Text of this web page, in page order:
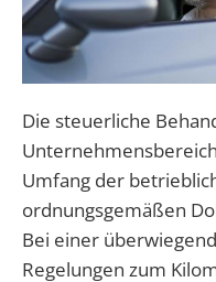
Die steuerliche
Umfang der
ordnungsgemäßen
Bei einer
Regelungen zum